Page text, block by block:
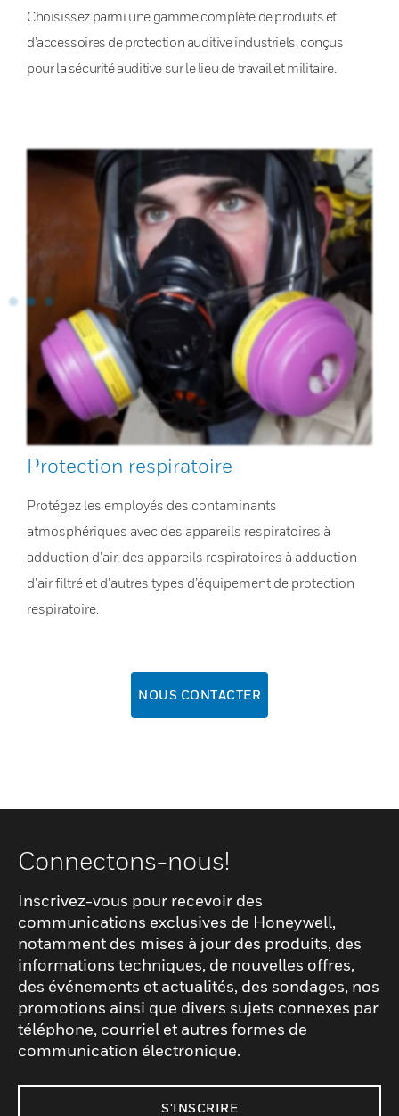
Choisissez parmi une gamme complète de produits et
d’accessoires de protection auditive industriels, conçus
pour la sécurité auditive sur le lieu de travail et militaire.
Protection respiratoire
Protégez les employés des contaminants
atmosphériques avec des appareils respiratoires à
adduction d’air, des appareils respiratoires à adduction
d’air filtré et d’autres types d’équipement de protection
respiratoire.
NOUS CONTACTER
Connectons-nous!
Inscrivez-vous pour recevoir des
communications exclusives de Honeywell,
notamment des mises à jour des produits, des
informations techniques, de nouvelles offres,
des événements et actualités, des sondages, nos
promotions ainsi que divers sujets connexes par
téléphone, courriel et autres formes de
communication électronique.
S'INSCRIRE